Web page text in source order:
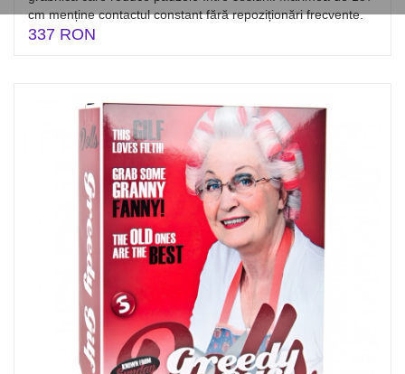
cm menține contactul constant fără repoziționări frecvente.
337 RON